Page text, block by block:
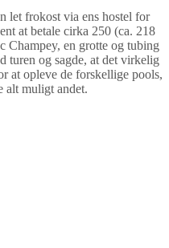
let frokost via ens hostel for
at betale cirka 250 (ca. 218
Champey, en grotte og tubing
turen og sagde, at det virkelig
at opleve de forskellige pools,
alt muligt andet.